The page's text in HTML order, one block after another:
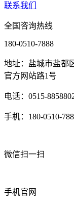
联系我们
全国咨询热线
180-0510-7888
地址：盐城市盐都
官方网站路1号
电话：0515-
手机：180-0510-
微信扫一扫
手机官网